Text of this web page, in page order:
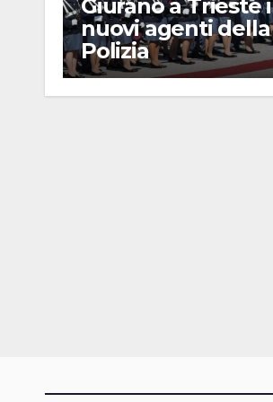
Giurano a Trieste i
nuovi agenti della
Polizia